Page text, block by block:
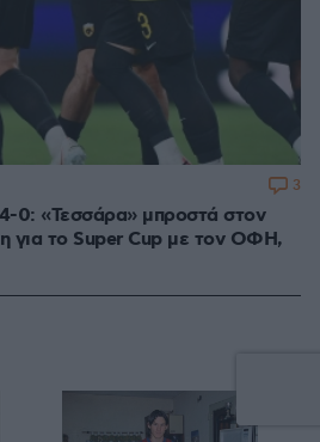
0: «Τεσσάρα» μπροστά στον
για το Super Cup με τον ΟΦΗ,
3